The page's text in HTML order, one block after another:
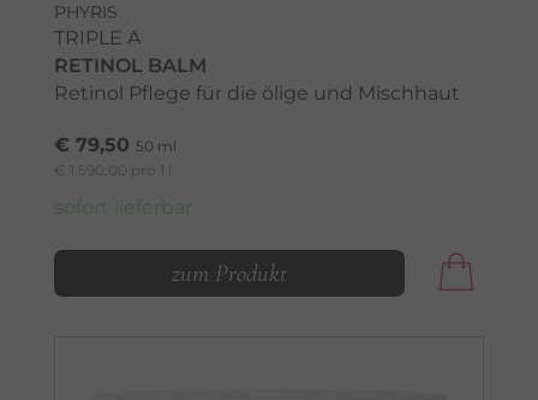
PHYRIS
TRIPLE A
RETINOL BALM
Retinol Pflege für die ölige und Mischhaut
€ 79,50 50 ml
€ 1.590,00 pro 1 l
sofort lieferbar
zum Produkt